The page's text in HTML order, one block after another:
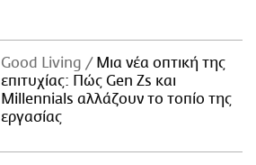
Good Living
Μια νέα οπτική της
επιτυχίας: Πώς Gen Zs και
Millennials αλλάζουν το τοπίο της
εργασίας